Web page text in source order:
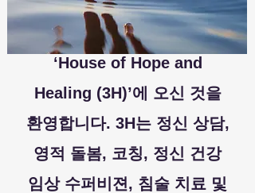
Who We Are
‘House of Hope and
Healing (3H)’에 오신 것을
환영합니다. 3H는 정신 상담,
영적 돌봄, 코칭, 정신 건강
임상 수퍼비젼, 침술 치료 및